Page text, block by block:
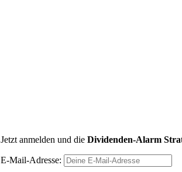
Jetzt anmelden und die Dividenden-Alarm
E-Mail-Adresse: